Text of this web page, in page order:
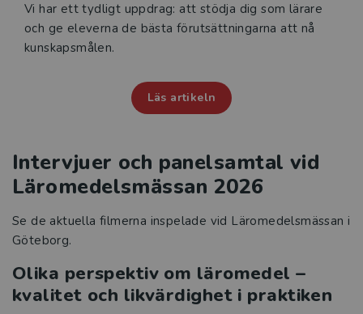
Vi har ett tydligt uppdrag: att stödja dig som lärare
och ge eleverna de bästa förutsättningarna att nå
kunskapsmålen.
Läs artikeln
Intervjuer och panelsamtal vid
Läromedelsmässan 2026
Se de aktuella filmerna inspelade vid Läromedelsmässan i
Göteborg.
Olika perspektiv om läromedel –
kvalitet och likvärdighet i praktiken